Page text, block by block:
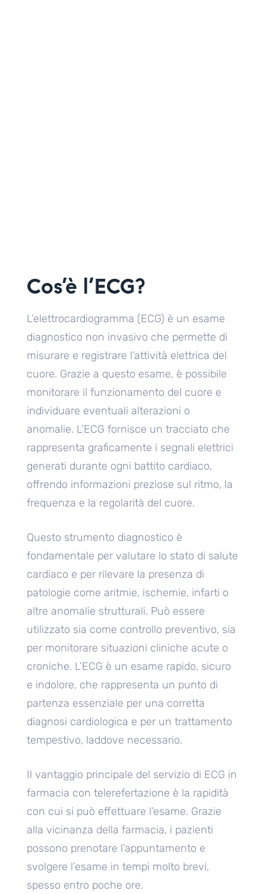
Cos’è l’ECG?
L’elettrocardiogramma (ECG) è un esame
diagnostico non invasivo che permette di
misurare e registrare l’attività elettrica del
cuore. Grazie a questo esame, è possibile
monitorare il funzionamento del cuore e
individuare eventuali alterazioni o
anomalie. L’ECG fornisce un tracciato che
rappresenta graficamente i segnali elettrici
generati durante ogni battito cardiaco,
offrendo informazioni preziose sul ritmo, la
frequenza e la regolarità del cuore.
Questo strumento diagnostico è
fondamentale per valutare lo stato di salute
cardiaco e per rilevare la presenza di
patologie come aritmie, ischemie, infarti o
altre anomalie strutturali. Può essere
utilizzato sia come controllo preventivo, sia
per monitorare situazioni cliniche acute o
croniche. L’ECG è un esame rapido, sicuro
e indolore, che rappresenta un punto di
partenza essenziale per una corretta
diagnosi cardiologica e per un trattamento
tempestivo, laddove necessario.
Il vantaggio principale del servizio di ECG in
farmacia con telerefertazione è la rapidità
con cui si può effettuare l’esame. Grazie
alla vicinanza della farmacia, i pazienti
possono prenotare l’appuntamento e
svolgere l’esame in tempi molto brevi,
spesso entro poche ore.